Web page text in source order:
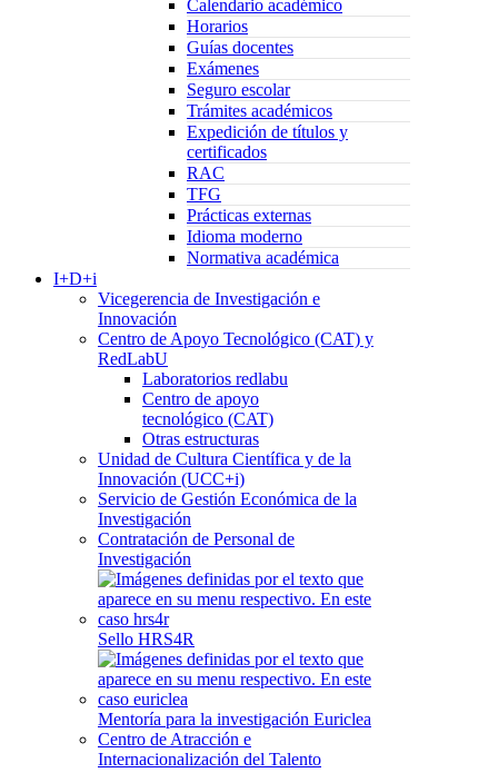
Calendario académico
Horarios
Guías docentes
Exámenes
Seguro escolar
Trámites académicos
Expedición de títulos y
certificados
RAC
TFG
Prácticas externas
Idioma moderno
Normativa académica
I+D+i
Vicegerencia de Investigación e
Innovación
Centro de Apoyo Tecnológico (CAT) y
RedLabU
Laboratorios redlabu
Centro de apoyo
tecnológico (CAT)
Otras estructuras
Unidad de Cultura Científica y de la
Innovación (UCC+i)
Servicio de Gestión Económica de la
Investigación
Contratación de Personal de
Investigación
Sello HRS4R
Mentoría para la investigación Euriclea
Centro de Atracción e
Internacionalización del Talento